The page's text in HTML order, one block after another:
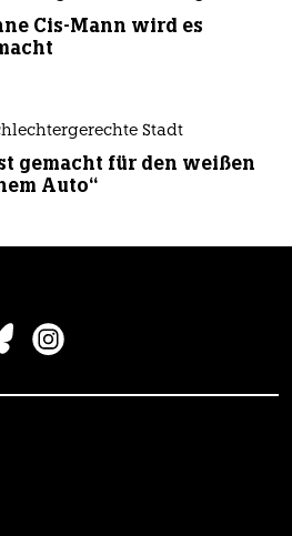
Cis-Mann wird es
Stadt
gemacht für den weißen
Auto“